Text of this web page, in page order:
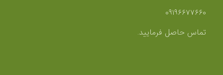
۰۹۱۹۶۶۷۷۶۶۰
تماس حاصل فرمایید.